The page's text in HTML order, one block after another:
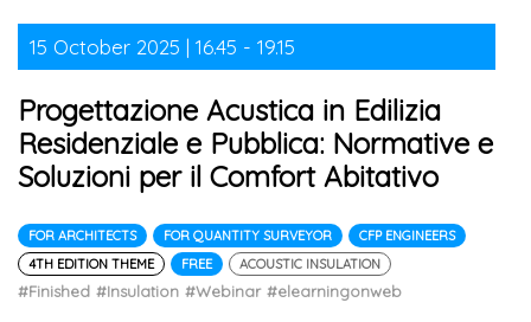
15 October 2025 | 16.45 - 19.15
Progettazione Acustica in Edilizia
Residenziale e Pubblica: Normative e
Soluzioni per il Comfort Abitativo
FOR ARCHITECTS FOR QUANTITY SURVEYOR
CFP ENGINEERS
4TH EDITION THEME
FREE ACOUSTIC INSULATION
#Finished #Insulation #Webinar #elearningonweb